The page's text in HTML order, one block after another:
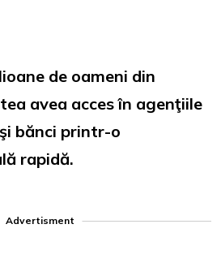
de oameni din
avea acces în agenţiile
bănci printr-o
rapidă.
Advertisment